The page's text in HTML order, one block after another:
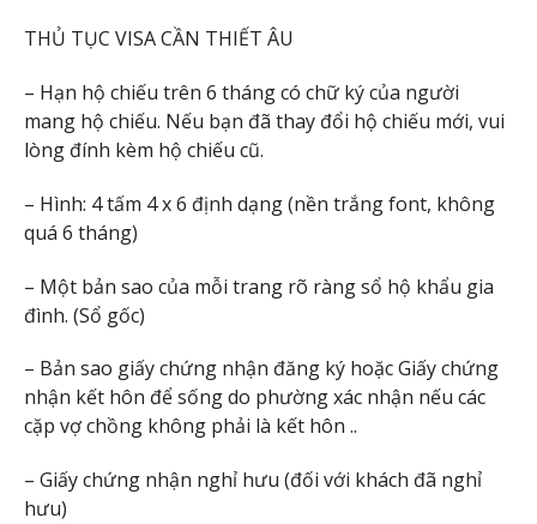
THỦ TỤC VISA CẦN THIẾT ÂU
– Hạn hộ chiếu trên 6 tháng có chữ ký của người
mang hộ chiếu. Nếu bạn đã thay đổi hộ chiếu mới, vui
lòng đính kèm hộ chiếu cũ.
– Hình: 4 tấm 4 x 6 định dạng (nền trắng font, không
quá 6 tháng)
– Một bản sao của mỗi trang rõ ràng sổ hộ khẩu gia
đình. (Sổ gốc)
– Bản sao giấy chứng nhận đăng ký hoặc Giấy chứng
nhận kết hôn để sống do phường xác nhận nếu các
cặp vợ chồng không phải là kết hôn ..
– Giấy chứng nhận nghỉ hưu (đối với khách đã nghỉ
hưu)